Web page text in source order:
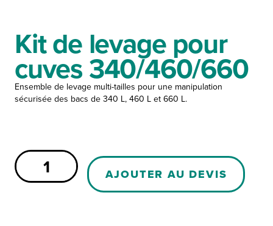
Kit de levage pour
cuves 340/460/660
Ensemble de levage multi-tailles pour une manipulation
sécurisée des bacs de 340 L, 460 L et 660 L.
quantité
de
Kit
AJOUTER AU DEVIS